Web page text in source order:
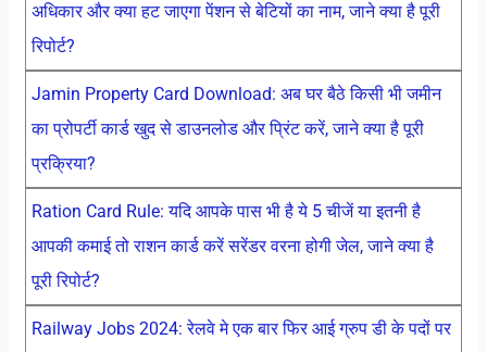
अधिकार और क्या हट जाएगा पेंशन से बेटियों का नाम, जाने क्या है पूरी
रिपोर्ट?
Jamin Property Card Download: अब घर बैठे किसी भी जमीन
का प्रोपर्टी कार्ड खुद से डाउनलोड और प्रिंट करें, जाने क्या है पूरी
प्रक्रिया?
Ration Card Rule: यदि आपके पास भी है ये 5 चीजें या इतनी है
आपकी कमाई तो राशन कार्ड करें सरेंडर वरना होगी जेल, जाने क्या है
पूरी रिपोर्ट?
Railway Jobs 2024: रेलवे मे एक बार फिर आई ग्रुप डी के पदों पर